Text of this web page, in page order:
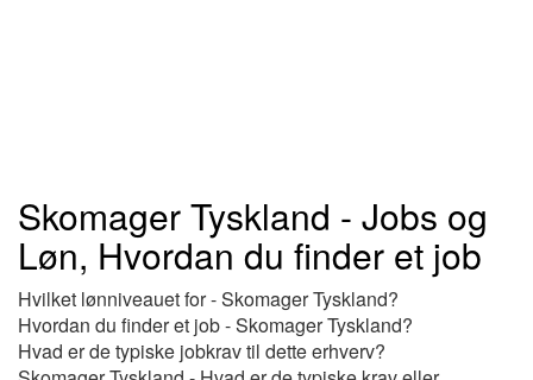
Skomager Tyskland - Jobs og
Løn, Hvordan du finder et job
Hvilket lønniveauet for - Skomager Tyskland?
Hvordan du finder et job - Skomager Tyskland?
Hvad er de typiske jobkrav til dette erhverv?